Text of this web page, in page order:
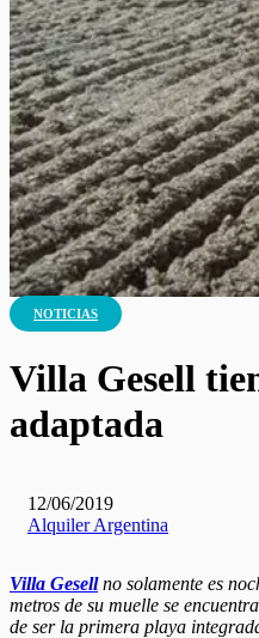
NOTICIAS
Villa Gesell
adaptada
12/06/2019
Alquiler Argentina
Villa Gesell no solamente es
metros de su muelle se
de ser la primera playa